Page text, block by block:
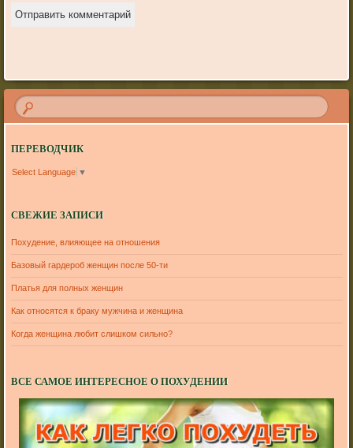
ПЕРЕВОДЧИК
Select Language ▼
СВЕЖИЕ ЗАПИСИ
Похудение, влияющее на отношения
Базовый гардероб женщин после 50-ти
Платья для полных женщин
Как относятся к браку мужчина и женщина
Когда женщина любит слишком сильно?
ВСЕ САМОЕ ИНТЕРЕСНОЕ О ПОХУДЕНИИ